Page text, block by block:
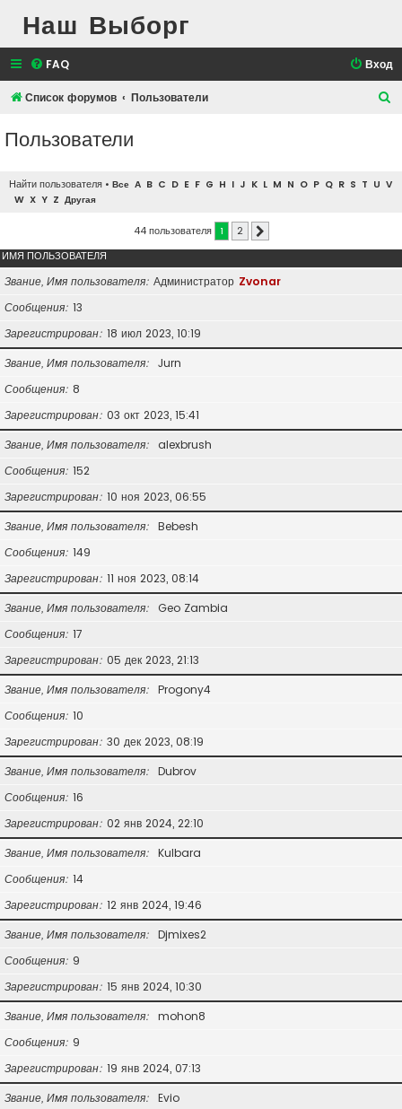
Наш Выборг
FAQ Вход
Список форумов Пользователи
Пользователи
Найти пользователя • Все A B C D E F G H I J K L M N O P Q R S T U V
W X Y Z Другая
44 пользователя 1 2
ИМЯ ПОЛЬЗОВАТЕЛЯ
Звание, Имя пользователя Администратор Zvonar
Сообщения 13
Зарегистрирован 18 июл 2023, 10:19
Звание, Имя пользователя
Jurn
Сообщения 8
Зарегистрирован 03 окт 2023, 15:41
Звание, Имя пользователя
alexbrush
Сообщения 152
Зарегистрирован 10 ноя 2023, 06:55
Звание, Имя пользователя
Bebesh
Сообщения 149
Зарегистрирован 11 ноя 2023, 08:14
Звание, Имя пользователя
Geo Zambia
Сообщения 17
Зарегистрирован 05 дек 2023, 21:13
Звание, Имя пользователя
Progony4
Сообщения 10
Зарегистрирован 30 дек 2023, 08:19
Звание, Имя пользователя
Dubrov
Сообщения 16
Зарегистрирован 02 янв 2024, 22:10
Звание, Имя пользователя
Kulbara
Сообщения 14
Зарегистрирован 12 янв 2024, 19:46
Звание, Имя пользователя
Djmixes2
Сообщения 9
Зарегистрирован 15 янв 2024, 10:30
Звание, Имя пользователя
mohon8
Сообщения 9
Зарегистрирован 19 янв 2024, 07:13
Звание, Имя пользователя
Evio